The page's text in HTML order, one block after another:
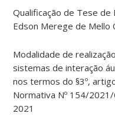
Qualificação de Tese
Edson Merege de Mello
Modalidade de
sistemas de interação
nos termos do §3º,
Normativa Nº 154/
2021